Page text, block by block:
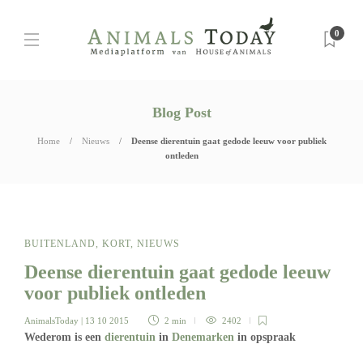
0
Blog Post
Home Nieuws
Deense dierentuin gaat gedode leeuw voor publiek
ontleden
BUITENLAND, KORT, NIEUWS
Deense dierentuin gaat gedode leeuw
voor publiek ontleden
AnimalsToday | 13 10 2015 2 min 2402
Wederom is een dierentuin in Denemarken in opspraak